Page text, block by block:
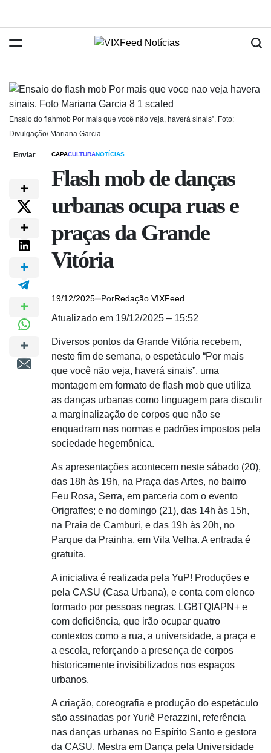
Ensaio do flahmob Por mais que você não veja, haverá sinais”. Foto:
Divulgação/ Mariana Garcia.
Enviar CAPACULTURANOTÍCIAS
Flash mob de danças
urbanas ocupa ruas e
praças da Grande
Vitória
19/12/2025 PorRedação VIXFeed
Atualizado em 19/12/2025 – 15:52
Diversos pontos da Grande Vitória recebem,
neste fim de semana, o espetáculo “Por mais
que você não veja, haverá sinais”, uma
montagem em formato de flash mob que utiliza
as danças urbanas como linguagem para discutir
a marginalização de corpos que não se
enquadram nas normas e padrões impostos pela
sociedade hegemônica.
As apresentações acontecem neste sábado (20),
das 18h às 19h, na Praça das Artes, no bairro
Feu Rosa, Serra, em parceria com o evento
Origraffes; e no domingo (21), das 14h às 15h,
na Praia de Camburi, e das 19h às 20h, no
Parque da Prainha, em Vila Velha. A entrada é
gratuita.
A iniciativa é realizada pela YuP! Produções e
pela CASU (Casa Urbana), e conta com elenco
formado por pessoas negras, LGBTQIAPN+ e
com deficiência, que irão ocupar quatro
contextos como a rua, a universidade, a praça e
a escola, reforçando a presença de corpos
historicamente invisibilizados nos espaços
urbanos.
A criação, coreografia e produção do espetáculo
são assinadas por Yuriê Perazzini, referência
nas danças urbanas no Espírito Santo e gestora
da CASU. Mestra em Dança pela Universidade